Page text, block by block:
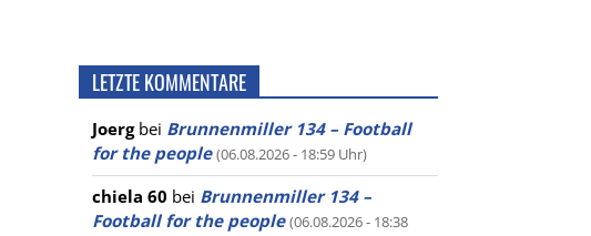
LETZTE KOMMENTARE
Joergbei Brunnenmiller 134 – Football
for the people (06.08.2026 - 18:59 Uhr)
chiela 60 bei Brunnenmiller 134 –
Football for the people (06.08.2026 - 18:38